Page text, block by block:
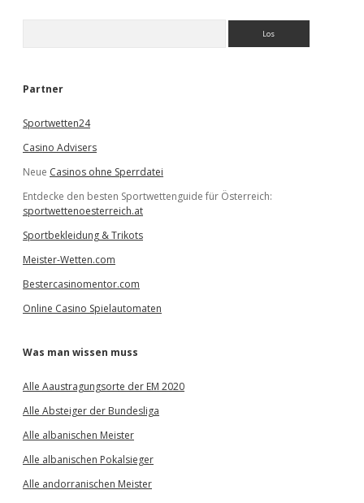
e
Partner
Sportwetten24
Casino Advisers
Neue Casinos ohne Sperrdatei
Entdecke den besten Sportwettenguide für Österreich:
sportwettenoesterreich.at
Sportbekleidung & Trikots
Meister-Wetten.com
Bestercasinomentor.com
Online Casino Spielautomaten
Was man wissen muss
Alle Aaustragungsorte der EM 2020
Alle Absteiger der Bundesliga
Alle albanischen Meister
Alle albanischen Pokalsieger
Alle andorranischen Meister